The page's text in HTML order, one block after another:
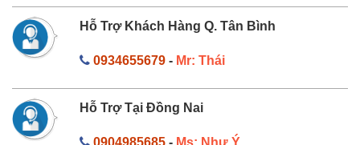
Hỗ Trợ Khách Hàng Q. Tân Bình
0934655679- Mr: Thái
Hỗ Trợ Tại Đồng Nai
0904985685- Ms: Như Ý